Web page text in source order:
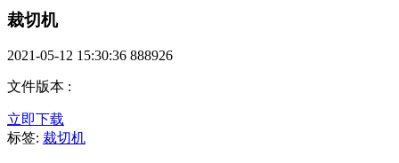
裁切机
2021-05-12 15:30:36 888926
文件版本 :
立即下载
标签: 裁切机